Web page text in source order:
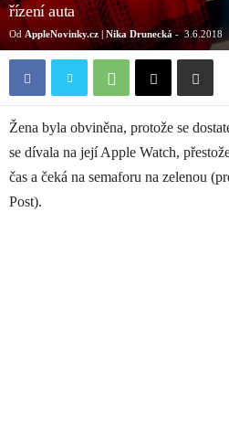
řízení auta
Od AppleNovinky.cz | Nika Drunecká- 3.6.2018
Žena byla obviněna, protože se
se dívala na její Apple Watch,
čas a čeká na semaforu na zelenou
Post).